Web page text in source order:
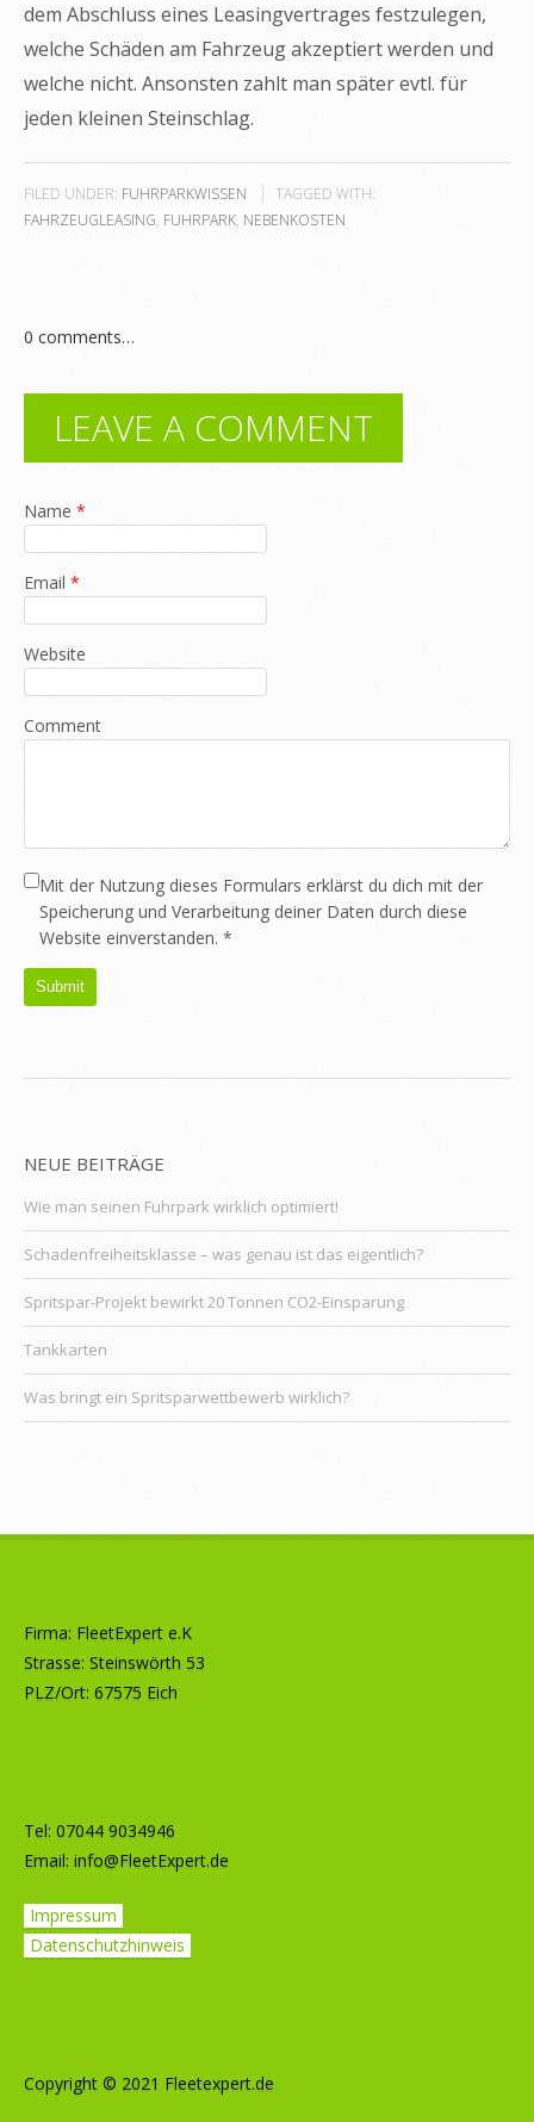
dem Abschluss eines Leasingvertrages festzulegen,
welche Schäden am Fahrzeug akzeptiert werden und
welche nicht. Ansonsten zahlt man später evtl. für
jeden kleinen Steinschlag.
FILED UNDER: FUHRPARKWISSEN
TAGGED WITH:
FAHRZEUGLEASING, FUHRPARK, NEBENKOSTEN
0 comments…
LEAVE A COMMENT
Name *
Email *
Website
Comment
Mit der Nutzung dieses Formulars erklärst du dich mit der
Speicherung und Verarbeitung deiner Daten durch diese
Website einverstanden. *
NEUE BEITRÄGE
Wie man seinen Fuhrpark wirklich optimiert!
Schadenfreiheitsklasse – was genau ist das eigentlich?
Spritspar-Projekt bewirkt 20 Tonnen CO2-Einsparung
Tankkarten
Was bringt ein Spritsparwettbewerb wirklich?
Firma: FleetExpert e.K
Strasse: Steinswörth 53
PLZ/Ort: 67575 Eich
Tel: 07044 9034946
Email:info@FleetExpert.de
Impressum
Datenschutzhinweis
Copyright © 2021 Fleetexpert.de